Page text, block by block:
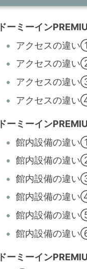
ドーミーイン
アクセスの違い
アクセスの違い
アクセスの違い
アクセスの違い
ドーミーイン
館内設備の違い
館内設備の違
館内設備の違
館内設備の違い
館内設備の違
館内設備の違い
ドーミーイン